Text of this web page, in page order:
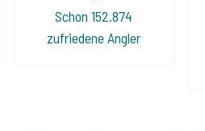
Schon 152.874
zufriedene Angler